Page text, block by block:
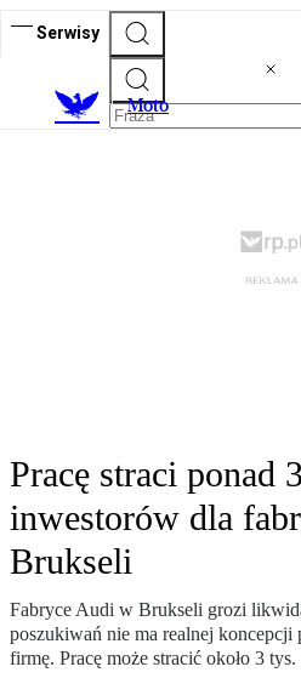
Serwisy
Moto
Pracę straci ponad
inwestorów dla
Brukseli
Fabryce Audi w Brukseli grozi
poszukiwań nie ma realnej koncepcji
firmę. Pracę może stracić około 3